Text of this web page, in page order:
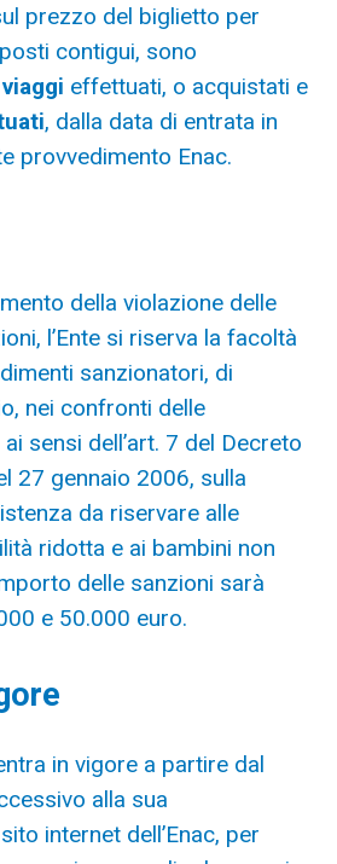
prezzo del biglietto per
contigui, sono
viaggi effettuati, o acquistati e
, dalla data di entrata in
provvedimento Enac.
della violazione delle
l’Ente si riserva la facoltà
sanzionatori, di
nei confronti delle
sensi dell’art. 7 del Decreto
27 gennaio 2006, sulla
da riservare alle
ridotta e ai bambini non
delle sanzioni sarà
e 50.000 euro.
in vigore a partire dal
alla sua
internet dell’Enac, per